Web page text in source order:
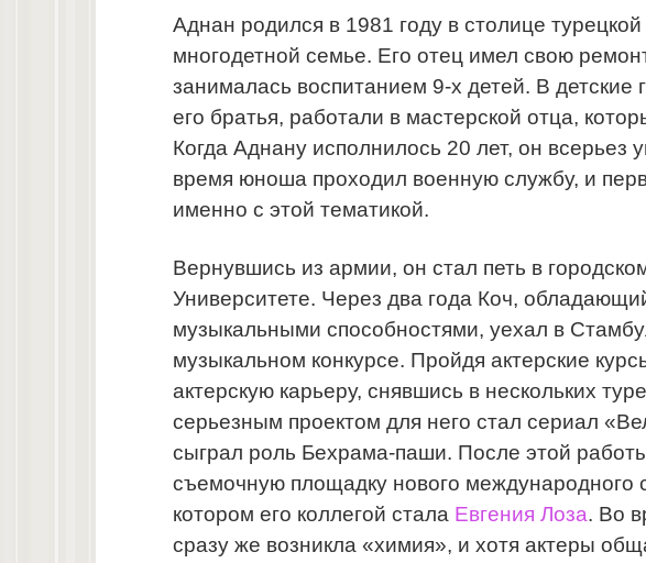
Аднан родился в 1981 году в столице
многодетной семье. Его отец имел свою
занималась воспитанием 9-х детей. В детские
его братья, работали в мастерской отца,
Когда Аднану исполнилось 20 лет, он всерьез
время юноша проходил военную службу, и
именно с этой тематикой.
Вернувшись из армии, он стал петь в
Университете. Через два года Коч,
музыкальными способностями, уехал в
музыкальном конкурсе. Пройдя актерские
актерскую карьеру, снявшись в нескольких
серьезным проектом для него стал сериал
сыграл роль Бехрама-паши. После этой
съемочную площадку нового международного
котором его коллегой стала Евгения Лоза. Во
сразу же возникла «химия», и хотя актеры